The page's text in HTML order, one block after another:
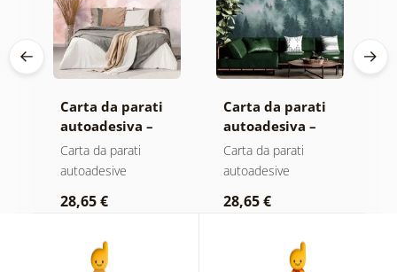
Carta da parati
autoadesiva –
Foglie con
sfumatura
Carta da parati
autoadesive
28,65 €
Carta da parati
autoadesiva –
Foresta nella
nebbia
Carta da parati
autoadesive
28,65 €